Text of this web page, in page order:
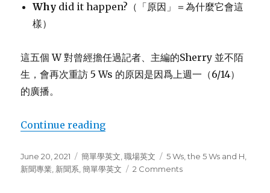
Why did it happen?（「原因」＝為什麼它會這
樣）
這五個 W 對曾經擔任過記者、主編的Sherry 並不陌
生，會再次重訪 5 Ws 的原因是因爲上週一（6/14）
的廣播。
Continue reading
Posted
on
June 20, 2021 Categories
簡單學英文,職場英文 Tags
5 Ws,the 5 Ws and H,
新聞專業, 新聞系,簡單學英文 2 Comments